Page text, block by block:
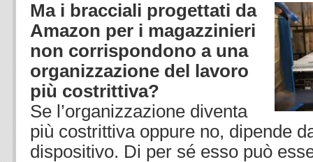
Ma i bracciali progettati da
Amazon per i magazzinieri
non corrispondono a una
organizzazione del lavoro
più costrittiva?
Se l’organizzazione diventa
più costrittiva oppure no, dipende
dispositivo. Di per sé esso può